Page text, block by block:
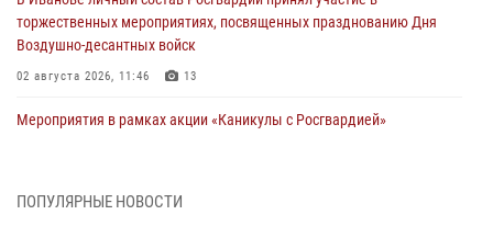
торжественных мероприятиях, посвященных празднованию Дня
Воздушно-десантных войск
02 августа 2026, 11:46 13
Мероприятия в рамках акции «Каникулы с Росгвардией»
ПОПУЛЯРНЫЕ НОВОСТИ